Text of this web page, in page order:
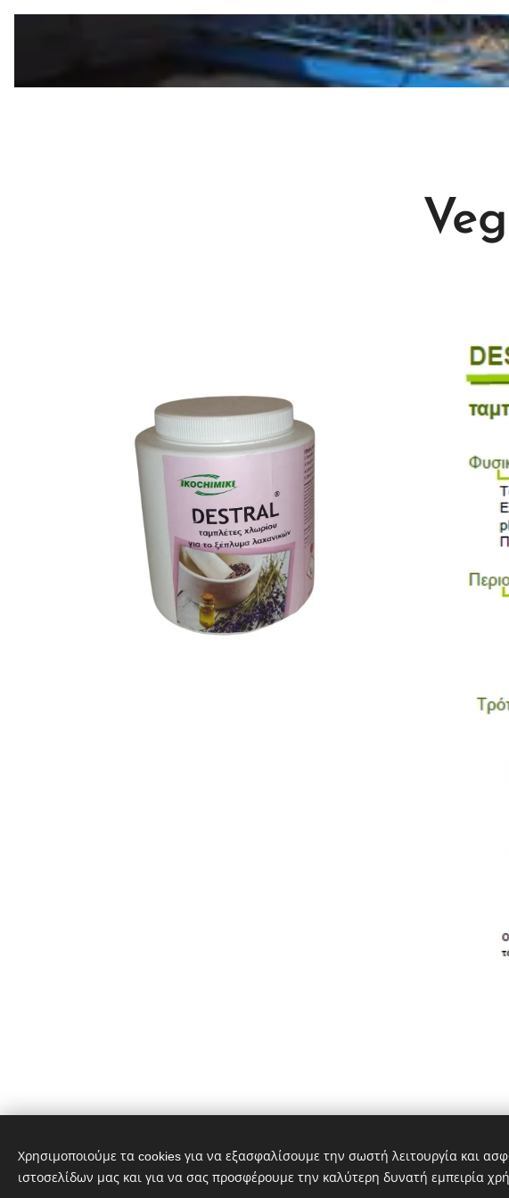
Χρησιμοποιούμε τα cookies για να εξασφαλίσουμε την σωστή λειτουργία και
ιστοσελίδων μας και για να σας προσφέρουμε την καλύτερη δυνατή εμπειρία